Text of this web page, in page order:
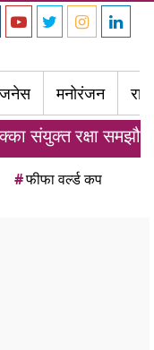
मनोरंजन
पर किए हस्ताक्षर
#फीफा वर्ल्ड कप